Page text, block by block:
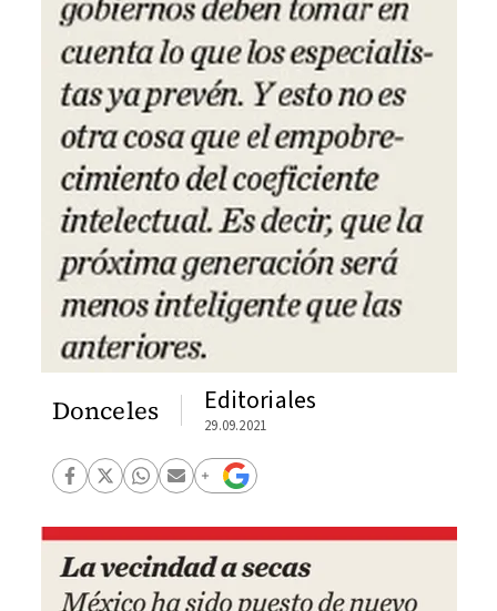
Donceles Editoriales
29.09.2021